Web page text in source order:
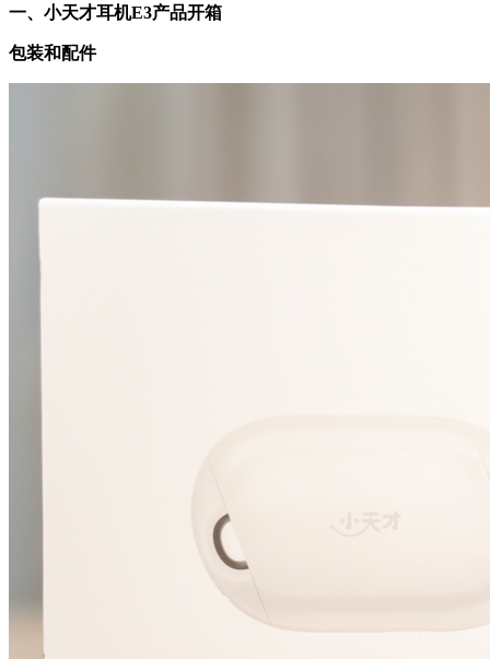
一、小天才耳机E3产品开箱
包装和配件